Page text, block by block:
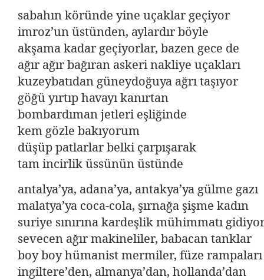
sabahın köründe yine uçaklar geçiyor
imroz’un üstünden, aylardır böyle
akşama kadar geçiyorlar, bazen gece de
ağır ağır bağıran askeri nakliye uçakları
kuzeybatıdan güneydoğuya ağrı taşıyor
göğü yırtıp havayı kanırtan
bombardıman jetleri eşliğinde
kem gözle bakıyorum
düşüp patlarlar belki çarpışarak
tam incirlik üssünün üstünde
antalya’ya, adana’ya, antakya’ya gülme gazı
malatya’ya coca-cola, şırnağa şişme kadın
suriye sınırına kardeşlik mühimmatı
sevecen ağır makineliler, babacan tanklar
boy boy hümanist mermiler, füze rampaları
ingiltere’den, almanya’dan, hollanda’dan